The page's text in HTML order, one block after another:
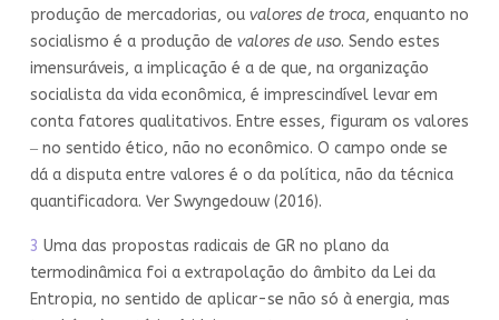
produção de mercadorias, ou valores de troca, enquanto no
socialismo é a produção de valores de uso. Sendo estes
imensuráveis, a implicação é a de que, na organização
socialista da vida econômica, é imprescindível levar em
conta fatores qualitativos. Entre esses, figuram os valores
‒ no sentido ético, não no econômico. O campo onde se
dá a disputa entre valores é o da política, não da técnica
quantificadora. Ver Swyngedouw (2016).
3 Uma das propostas radicais de GR no plano da
termodinâmica foi a extrapolação do âmbito da Lei da
Entropia, no sentido de aplicar-se não só à energia, mas